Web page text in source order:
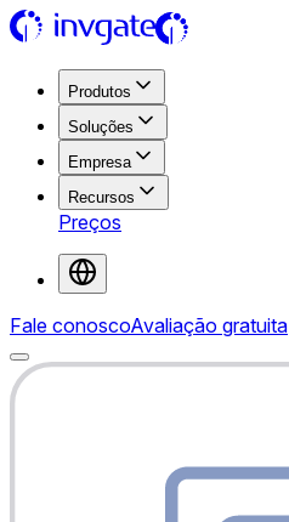
Produtos
Soluções
Empresa
Recursos
Preços
Fale conoscoAvaliação gratuita